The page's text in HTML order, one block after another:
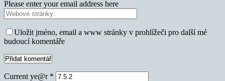
Please enter your email address here
Uložit jméno, email a www stránky v prohlížeči pro další mé
budoucí komentáře
Current ye@r *